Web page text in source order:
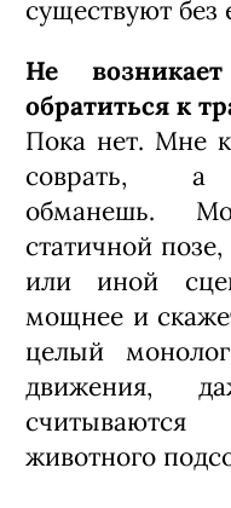
В СМИ
стиля
На мой взгляд,
хорошо
из истории
Всеволод
Таиров, и
могу назвать
Мой стиль –